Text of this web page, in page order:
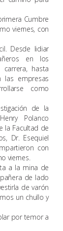
Cumbre
viernes, con
Desde lidiar
en los
hasta
empresas
como
de la
Polanco
la Facultad de
Dr. Esequiel
con
viernes.
a la mina de
de lado
de varón
un chullo y
por temor a